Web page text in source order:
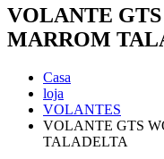
VOLANTE
MARROM
Casa
loja
VOLANTES
VOLANTE GTS
TALADELTA